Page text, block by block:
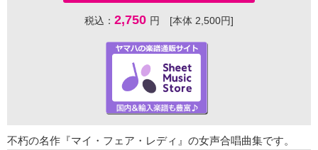
税込： 2,750 円 [本体 2,500円]
不朽の名作『マイ・フェア・レディ』の女声合唱曲集です。